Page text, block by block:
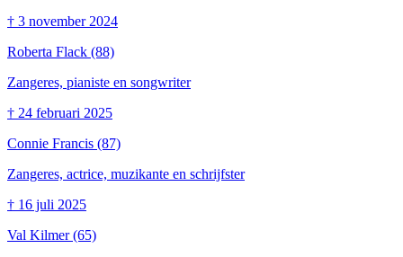
† 3 november 2024
Roberta Flack (88)
Zangeres, pianiste en songwriter
† 24 februari 2025
Connie Francis (87)
Zangeres, actrice, muzikante en schrijfster
† 16 juli 2025
Val Kilmer(65)